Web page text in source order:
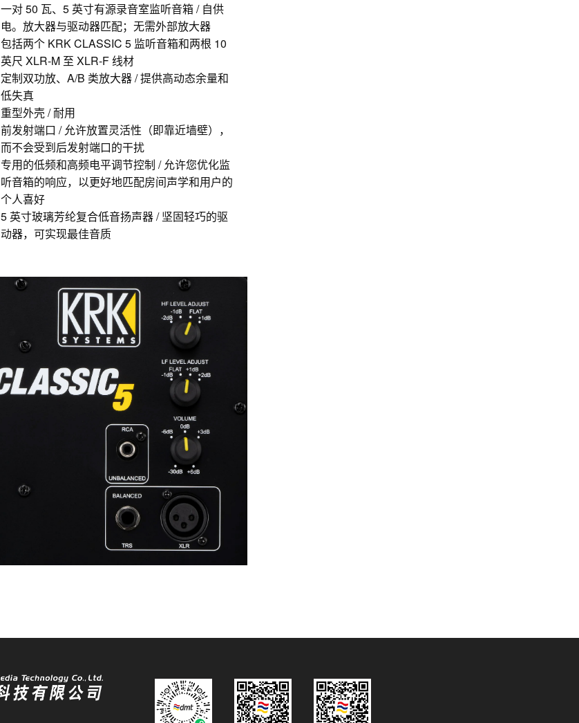
一对 50 瓦、5 英寸有源录音室监听音箱 / 自供
电。放大器与驱动器匹配；无需外部放大器
包括两个 KRK CLASSIC 5 监听音箱和两根 10
英尺 XLR-M 至 XLR-F 线材
定制双功放、A/B 类放大器 / 提供高动态余量和
低失真
重型外壳 / 耐用
前发射端口 / 允许放置灵活性（即靠近墙壁），
而不会受到后发射端口的干扰
专用的低频和高频电平调节控制 / 允许您优化监
听音箱的响应，以更好地匹配房间声学和用户的
个人喜好
5 英寸玻璃芳纶复合低音扬声器 / 坚固轻巧的驱
动器，可实现最佳音质